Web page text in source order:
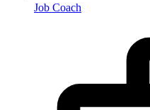
Job Coach